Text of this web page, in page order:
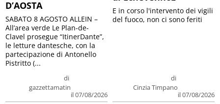
D’AOSTA
di
gazzettamatin
il 07/08/2026
SABATO 8 AGOSTO ALLEIN –
All’area verde Le Plan-de-
Clavel prosegue “ItinerDante”,
le letture dantesche, con la
partecipazione di Antonello
Pistritto (...
di
Cinzia Timpano
il 07/08/2026
E in corso l'intervento dei vigili
del fuoco, non ci sono feriti